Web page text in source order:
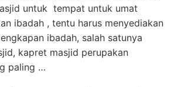
untuk tempat untuk umat
ibadah , tentu harus menyediakan
ibadah, salah satunya
kapret masjid perupakan
paling …